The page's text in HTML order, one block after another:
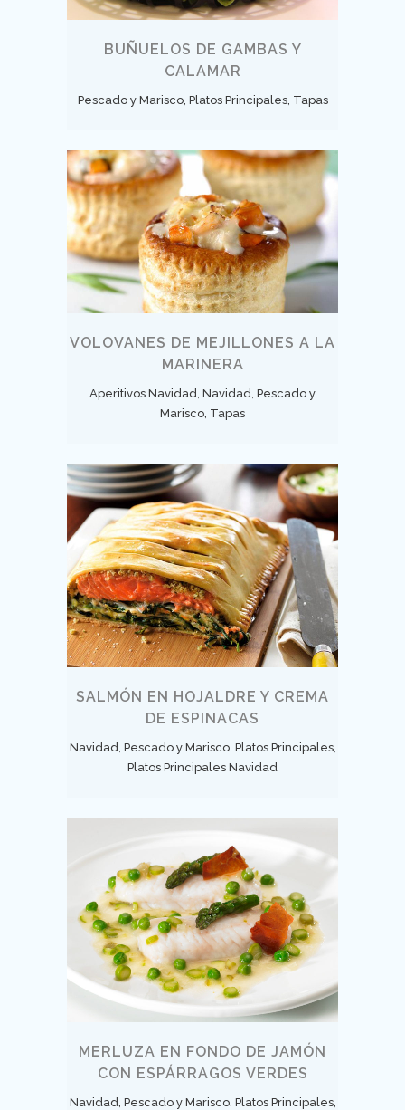
BUÑUELOS DE GAMBAS Y
CALAMAR
Pescado y Marisco, Platos Principales, Tapas
VOLOVANES DE MEJILLONES A LA
MARINERA
Aperitivos Navidad, Navidad, Pescado y
Marisco, Tapas
SALMÓN EN HOJALDRE Y CREMA
DE ESPINACAS
Navidad, Pescado y Marisco, Platos Principales,
Platos Principales Navidad
MERLUZA EN FONDO DE JAMÓN
CON ESPÁRRAGOS VERDES
Navidad, Pescado y Marisco, Platos Principales,